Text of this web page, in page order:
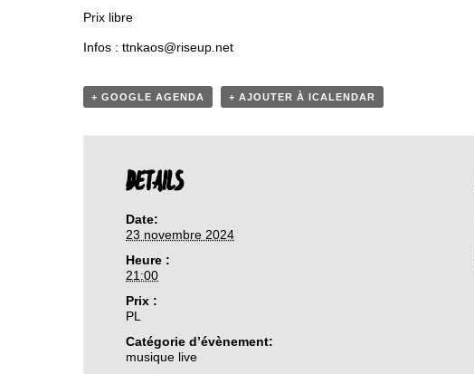
Prix libre
Infos : ttnkaos@riseup.net
+ GOOGLE AGENDA + AJOUTER À ICALENDAR
DETAILS
Date:
23 novembre 2024
Heure :
21:00
Prix :
PL
Catégorie d’évènement:
musique live